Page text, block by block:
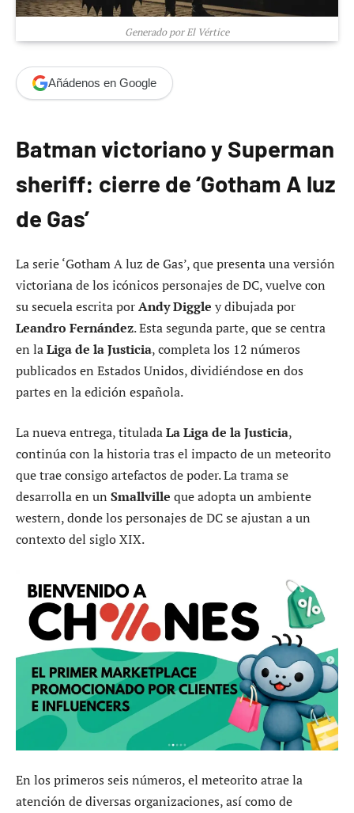
Generado por El Vértice
Añádenos en Google
Batman victoriano y Superman
sheriff: cierre de ‘Gotham A luz
de Gas’
La serie ‘Gotham A luz de Gas’, que presenta una versión
victoriana de los icónicos personajes de DC, vuelve con
su secuela escrita porAndy Diggle y dibujada por
Leandro Fernández. Esta segunda parte, que se centra
en laLiga de la Justicia, completa los 12 números
publicados en Estados Unidos, dividiéndose en dos
partes en la edición española.
La nueva entrega, tituladaLa Liga de la Justicia,
continúa con la historia tras el impacto de un meteorito
que trae consigo artefactos de poder. La trama se
desarrolla en un Smallville que adopta un ambiente
western, donde los personajes de DC se ajustan a un
contexto del siglo XIX.
En los primeros seis números, el meteorito atrae la
atención de diversas organizaciones, así como de